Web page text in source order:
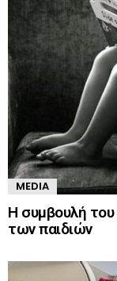
MEDIA
Η συμβουλή
των παιδιών